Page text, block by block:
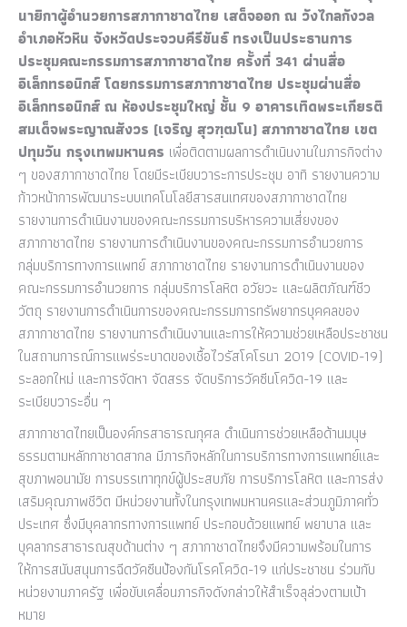
นายิกาผู้อำนวยการสภากาชาดไทย เสด็จออก ณ วังไกลกังวล
อำเภอหัวหิน จังหวัดประจวบคีรีขันธ์ ทรงเป็นประธานการ
ประชุมคณะกรรมการสภากาชาดไทย ครั้งที่ 341 ผ่านสื่อ
อิเล็กทรอนิกส์ โดยกรรมการสภากาชาดไทย ประชุมผ่านสื่อ
อิเล็กทรอนิกส์ ณ ห้องประชุมใหญ่ ชั้น 9 อาคารเทิดพระเกียรติ
สมเด็จพระญาณสังวร (เจริญ สุวฑฺฒโน) สภากาชาดไทย เขต
ปทุมวัน กรุงเทพมหานคร เพื่อติดตามผลการดำเนินงานในภารกิจต่าง
ๆ ของสภากาชาดไทย โดยมีระเบียบวาระการประชุม อาทิ รายงานความ
ก้าวหน้าการพัฒนาระบบเทคโนโลยีสารสนเทศของสภากาชาดไทย
รายงานการดำเนินงานของคณะกรรมการบริหารความเสี่ยงของ
สภากาชาดไทย รายงานการดำเนินงานของคณะกรรมการอำนวยการ
กลุ่มบริการทางการแพทย์ สภากาชาดไทย รายงานการดำเนินงานของ
คณะกรรมการอำนวยการ กลุ่มบริการโลหิต อวัยวะ และผลิตภัณฑ์ชีว
วัตถุ รายงานการดำเนินการของคณะกรรมการทรัพยากรบุคคลของ
สภากาชาดไทย รายงานการดำเนินงานและการให้ความช่วยเหลือประชาชน
ในสถานการณ์การแพร่ระบาดของเชื้อไวรัสโคโรนา 2019 (COVID-19)
ระลอกใหม่ และการจัดหา จัดสรร จัดบริการวัคซีนโควิด-19 และ
ระเบียบวาระอื่น ๆ
สภากาชาดไทยเป็นองค์กรสาธารณกุศล ดำเนินการช่วยเหลือด้านมนุษ
ธรรมตามหลักกาชาดสากล มีภารกิจหลักในการบริการทางการแพทย์และ
สุขภาพอนามัย การบรรเทาทุกข์ผู้ประสบภัย การบริการโลหิต และการส่ง
เสริมคุณภาพชีวิต มีหน่วยงานทั้งในกรุงเทพมหานครและส่วนภูมิภาคทั่ว
ประเทศ ซึ่งมีบุคลากรทางการแพทย์ ประกอบด้วยแพทย์ พยาบาล และ
บุคลากรสาธารณสุขด้านต่าง ๆ สภากาชาดไทยจึงมีความพร้อมในการ
ให้การสนับสนุนการฉีดวัคซีนป้องกันโรคโควิด-19 แก่ประชาชน ร่วมกับ
หน่วยงานภาครัฐ เพื่อขับเคลื่อนภารกิจดังกล่าวให้สำเร็จลุล่วงตามเป้า
หมาย